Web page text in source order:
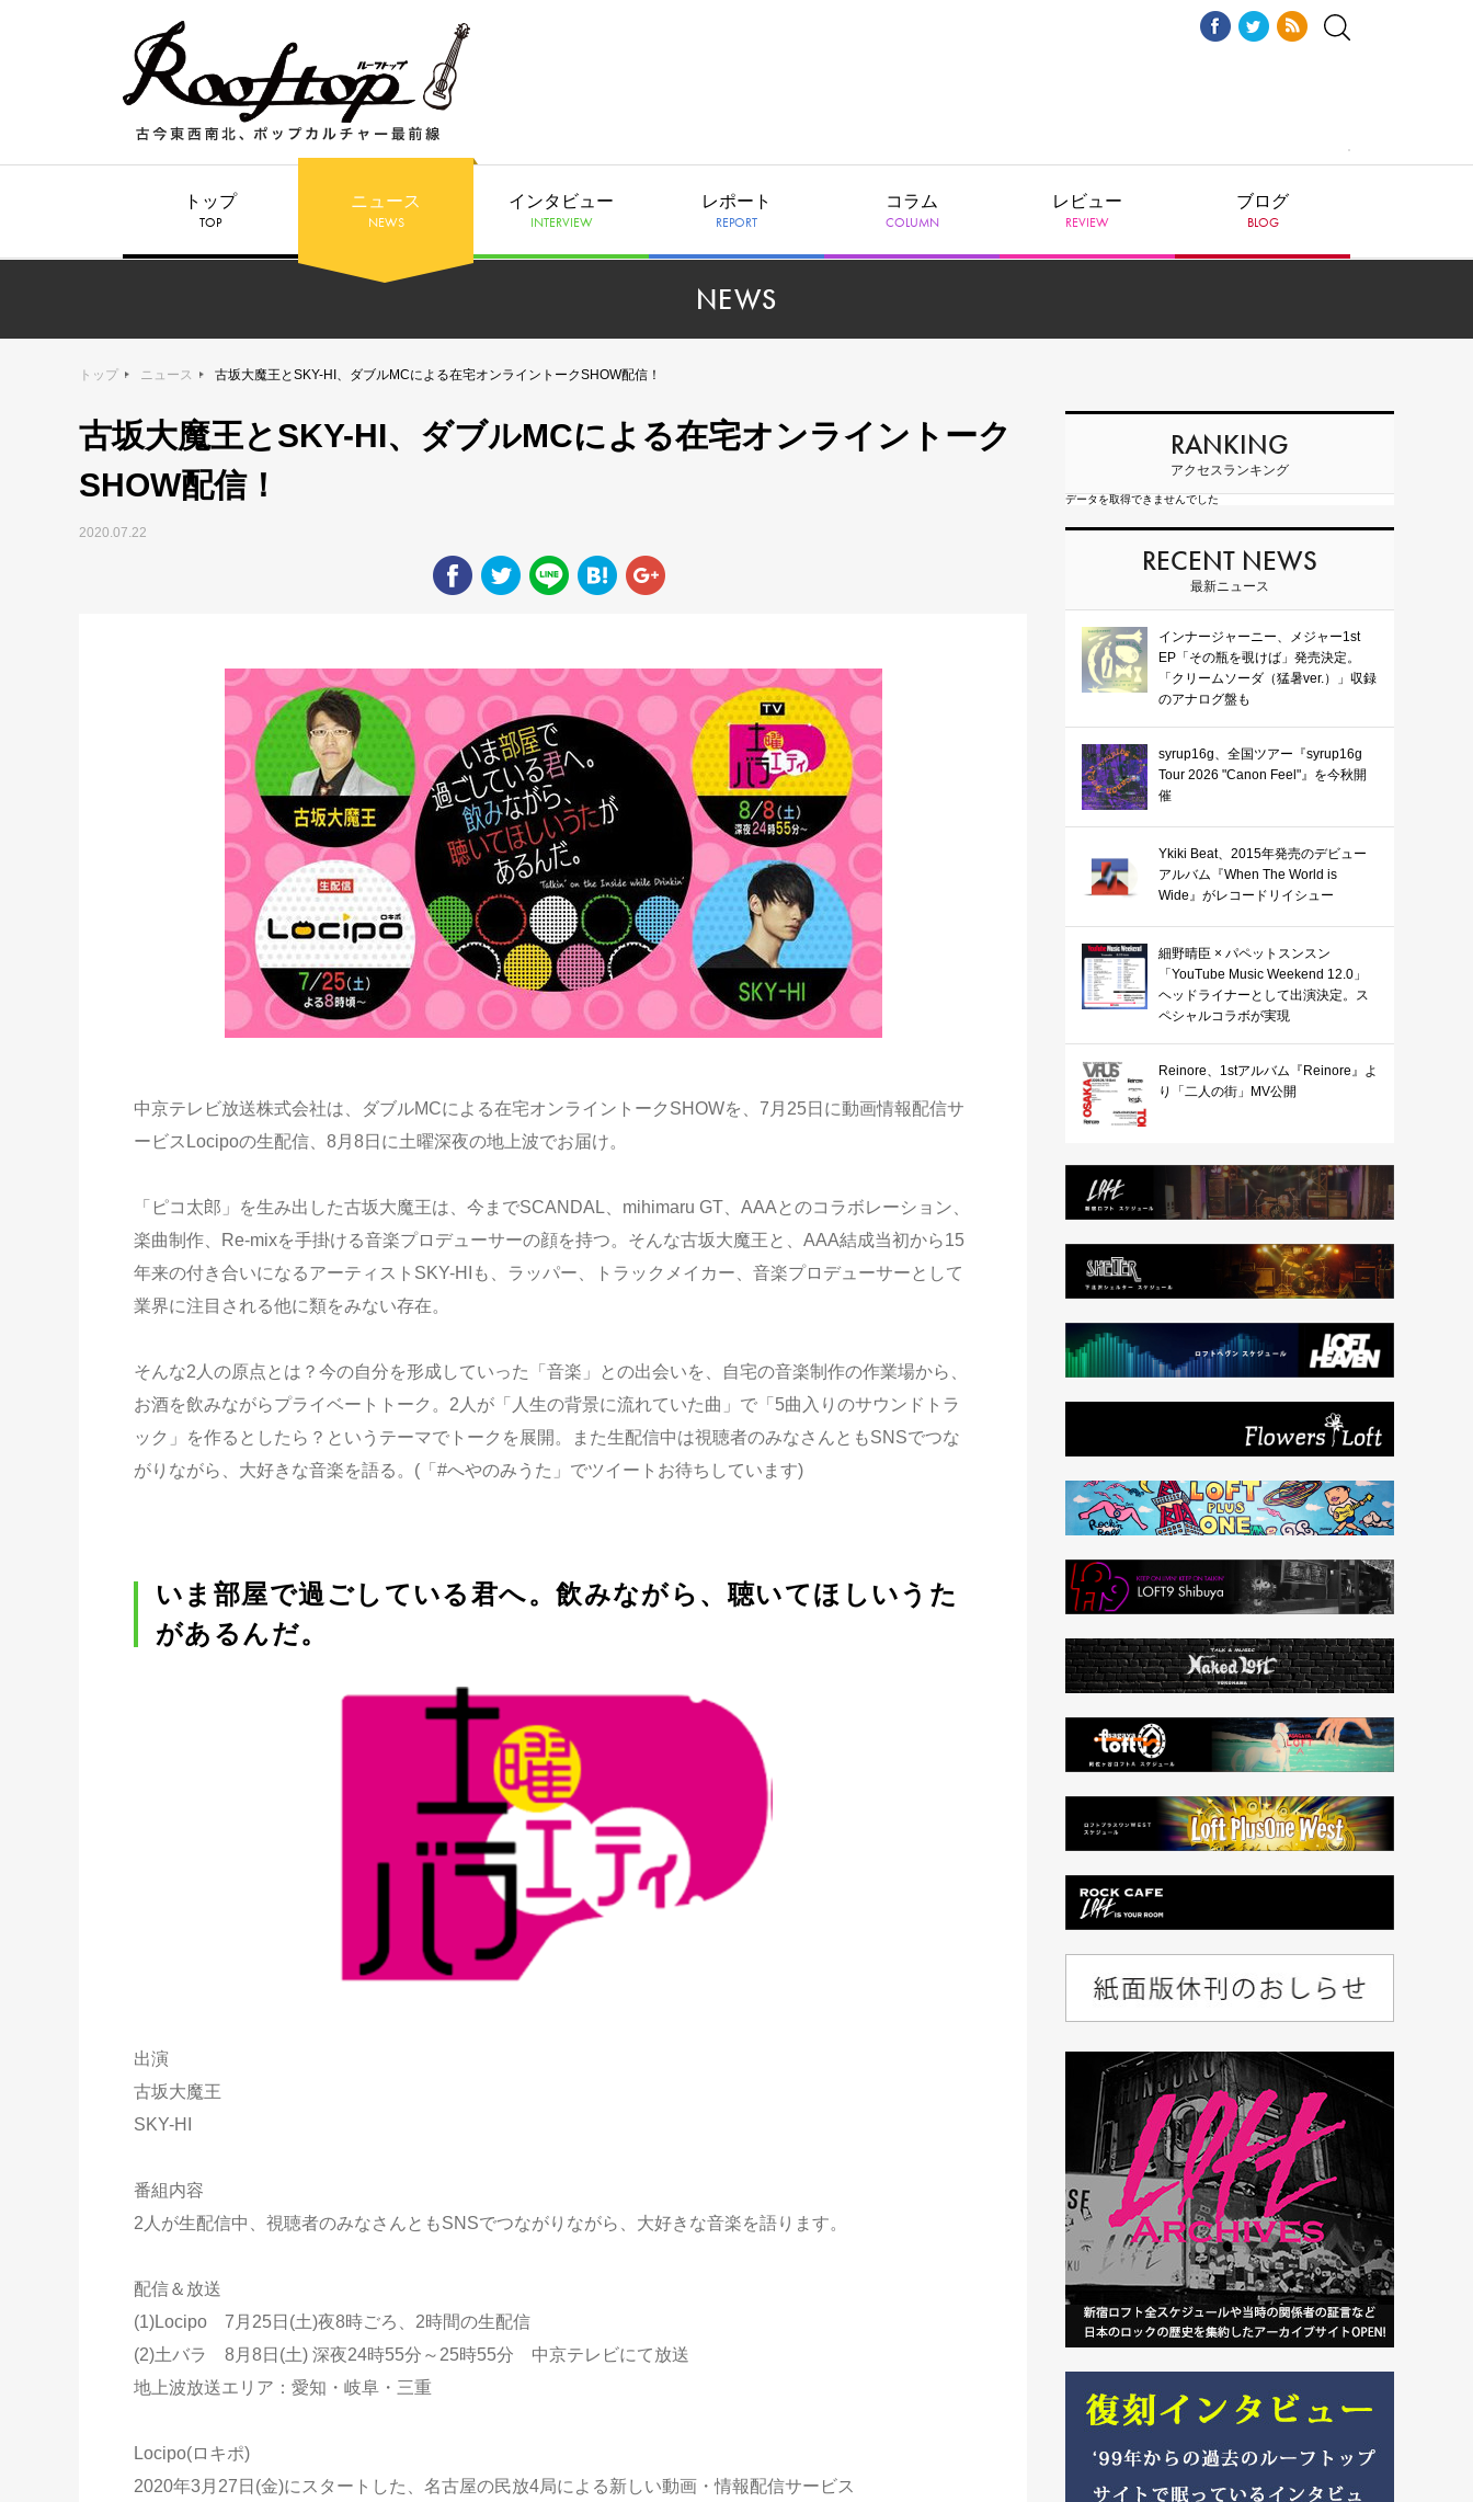
トップ
TOP
ニュース
NEWS
インタビュー
INTERVIEW
レポート
REPORT
コラム
COLUMN
レビュー
REVIEW
ブログ
BLOG
NEWS
トップ ニュース 古坂大魔王とSKY-HI、ダブルMCによる在宅オンライントークSHOW配信！
古坂大魔王とSKY-HI、ダブルMCによる在宅オンライントーク
SHOW配信！
2020.07.22
中京テレビ放送株式会社は、ダブルMCによる在宅オンライントークSHOWを、7月25日に動画情報配信サ
ービスLocipoの生配信、8月8日に土曜深夜の地上波でお届け。
「ピコ太郎」を生み出した古坂大魔王は、今までSCANDAL、mihimaru GT、AAAとのコラボレーション、
楽曲制作、Re-mixを手掛ける音楽プロデューサーの顔を持つ。そんな古坂大魔王と、AAA結成当初から15
年来の付き合いになるアーティストSKY-HIも、ラッパー、トラックメイカー、音楽プロデューサーとして
業界に注目される他に類をみない存在。
そんな2人の原点とは？今の自分を形成していった「音楽」との出会いを、自宅の音楽制作の作業場から、
お酒を飲みながらプライベートトーク。2人が「人生の背景に流れていた曲」で「5曲入りのサウンドトラ
ック」を作るとしたら？というテーマでトークを展開。また生配信中は視聴者のみなさんともSNSでつな
がりながら、大好きな音楽を語る。(「#へやのみうた」でツイートお待ちしています)
いま部屋で過ごしている君へ。飲みながら、聴いてほしいうた
があるんだ。
出演
古坂大魔王
SKY-HI
番組内容
2人が生配信中、視聴者のみなさんともSNSでつながりながら、大好きな音楽を語ります。
配信＆放送
(1)Locipo 7月25日(土)夜8時ごろ、2時間の生配信
(2)土バラ 8月8日(土) 深夜24時55分～25時55分 中京テレビにて放送
地上波放送エリア：愛知・岐阜・三重
Locipo(ロキポ)
2020年3月27日(金)にスタートした、名古屋の民放4局による新しい動画・情報配信サービス
RANKING
アクセスランキング
データを取得できませんでした
RECENT NEWS
最新ニュース
インナージャーニー、メジャー1st
EP「その瓶を覗けば」発売決定。
「クリームソーダ（猛暑ver.）」収録
のアナログ盤も
syrup16g、全国ツアー『syrup16g
Tour 2026 "Canon Feel"』を今秋開
催
Ykiki Beat、2015年発売のデビュー
アルバム『When The World is
Wide』がレコードリイシュー
細野晴臣 × パペットスンスン
「YouTube Music Weekend 12.0」
ヘッドライナーとして出演決定。ス
ペシャルコラボが実現
Reinore、1stアルバム『Reinore』よ
り「二人の街」MV公開